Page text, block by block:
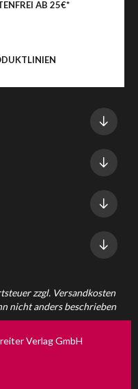
AB 25€*
zzgl. Versandkosten
nicht anders beschrieben
Verlag GmbH